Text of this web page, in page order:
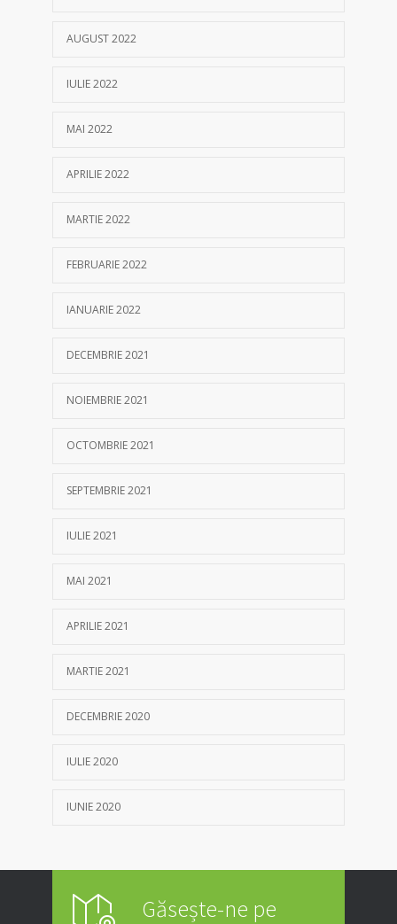
AUGUST 2022
IULIE 2022
MAI 2022
APRILIE 2022
MARTIE 2022
FEBRUARIE 2022
IANUARIE 2022
DECEMBRIE 2021
NOIEMBRIE 2021
OCTOMBRIE 2021
SEPTEMBRIE 2021
IULIE 2021
MAI 2021
APRILIE 2021
MARTIE 2021
DECEMBRIE 2020
IULIE 2020
IUNIE 2020
Găsește-ne pe